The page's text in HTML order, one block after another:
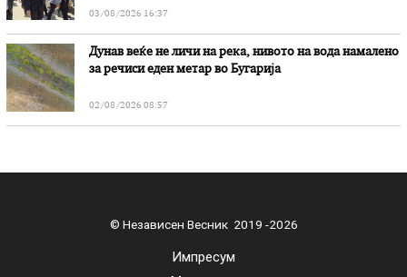
03/08/2026 16:37
Дунав веќе не личи на река, нивото на вода намалено
за речиси еден метар во Бугарија
02/08/2026 08:57
© Независен Весник 2019 -2026
Импресум